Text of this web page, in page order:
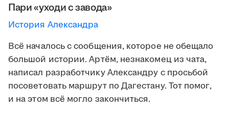
Пари «уходи с завода»
История Александра
Всё началось с сообщения, которое не обещало
большой истории. Артём, незнакомец из чата,
написал разработчику Александру с просьбой
посоветовать маршрут по Дагестану. Тот помог,
и на этом всё могло закончиться.